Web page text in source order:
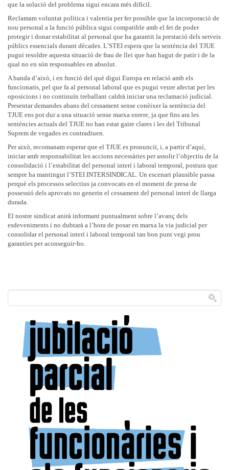
que la solució del problema sigui encara més difícil.
Reclamam voluntat política i valentia per fer possible que la incorporació de
nou personal a la funció pública sigui compatible amb el fet de poder
protegir i donar estabilitat al personal que ha garantit la prestació dels serveis
públics essencials durant dècades. L’STEI espera que la sentència del TJUE
pugui resoldre aquesta situació de frau de llei que han hagut de patir i de la
qual no en són responsables en absolut.
A banda d’això, i en funció del què digui Europa en relació amb els
funcionaris, pel que fa al personal laboral que es pugui veure afectat per les
oposicions i no continuïn treballant caldrà iniciar una reclamació judicial.
Presentar demandes abans del cessament sense conèixer la sentència del
TJUE ens pot dur a una situació sense marxa enrere, ja que fins ara les
sentències actuals del TJUE no han estat gaire clares i les del Tribunal
Suprem de vegades es contradiuen.
Per això, recomanam esperar que el TJUE es pronunciï, i, a partir d’aquí,
iniciar amb responsabilitat les accions necessàries per assolir l’objectiu de la
consolidació i l’estabilitat del personal interí i laboral temporal, postura que
sempre ha mantingut l’STEI INTERSINDICAL. Un escenari plausible passa
perquè els processos selectius ja convocats en el moment de presa de
possessió dels aprovats no generin el cessament del personal interí de llarga
durada.
El nostre sindicat anirà informant puntualment sobre l’avanç dels
esdeveniments i no dubtarà a l’hora de posar en marxa la via judicial per
consolidar el personal interí i laboral temporal tan bon punt vegi prou
garanties per aconseguir-ho.